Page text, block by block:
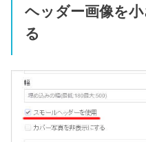
ヘッダー画像を
る